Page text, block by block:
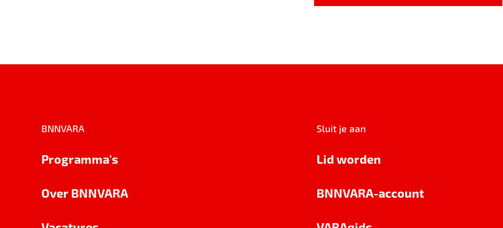
BNNVARA
Programma's
Over BNNVARA
Sluit je aan
Lid worden
BNNVARA-account